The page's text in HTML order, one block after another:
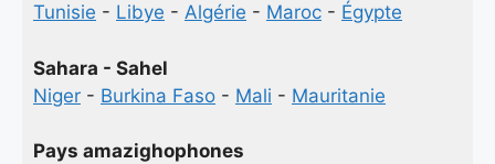
Tunisie - Libye - Algérie - Maroc - Égypte
Sahara - Sahel
Niger - Burkina Faso - Mali - Mauritanie
Pays amazighophones